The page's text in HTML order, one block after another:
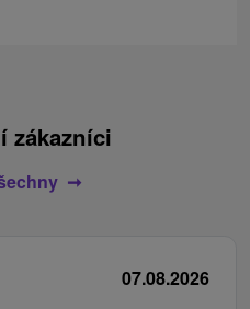
zákazníci
07.08.2026